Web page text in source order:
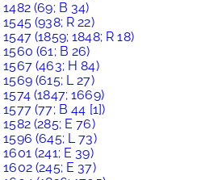
(69; B 34)
(938; R 22)
(1859; 1848; R 18)
(61; B 26)
(463; H 84)
(615; L 27)
(1847; 1669)
(77; B 44 [1])
(285; E 76)
(645; L 73)
(241; E 39)
(245; E 37)